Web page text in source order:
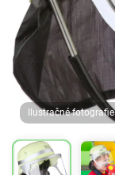
Ilustračné fotografie